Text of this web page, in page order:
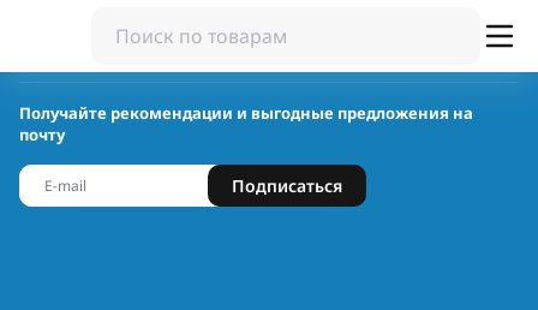
Получайте рекомендации и выгодные предложения на
почту
Подписаться